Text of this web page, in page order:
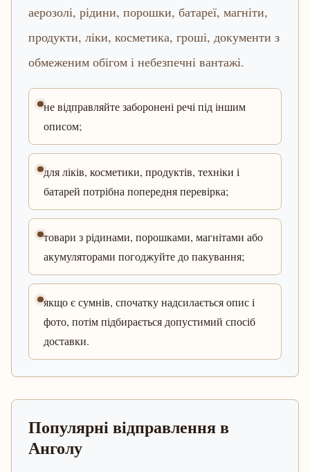
аерозолі, рідини, порошки, батареї, магніти,
продукти, ліки, косметика, гроші, документи з
обмеженим обігом і небезпечні вантажі.
не відправляйте заборонені речі під іншим
описом;
для ліків, косметики, продуктів, техніки і
батарей потрібна попередня перевірка;
товари з рідинами, порошками, магнітами або
акумуляторами погоджуйте до пакування;
якщо є сумнів, спочатку надсилається опис і
фото, потім підбирається допустимий спосіб
доставки.
Популярні відправлення в
Анголу